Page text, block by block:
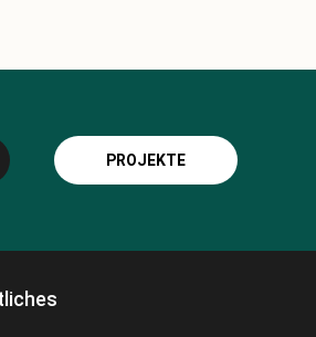
PROJEKTE